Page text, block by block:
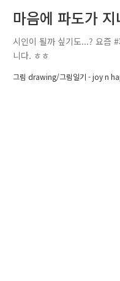
마음에 파도가
시인이 될까 싶기도...? 요즘
니다. ㅎㅎ
그림 drawing/그림일기 - joy n